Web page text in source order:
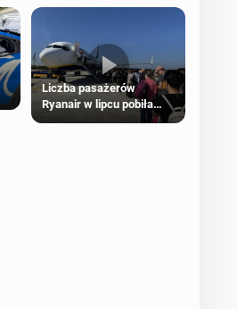
matki
Liczba pasażerów
Ryanair w lipcu pobiła
rekord